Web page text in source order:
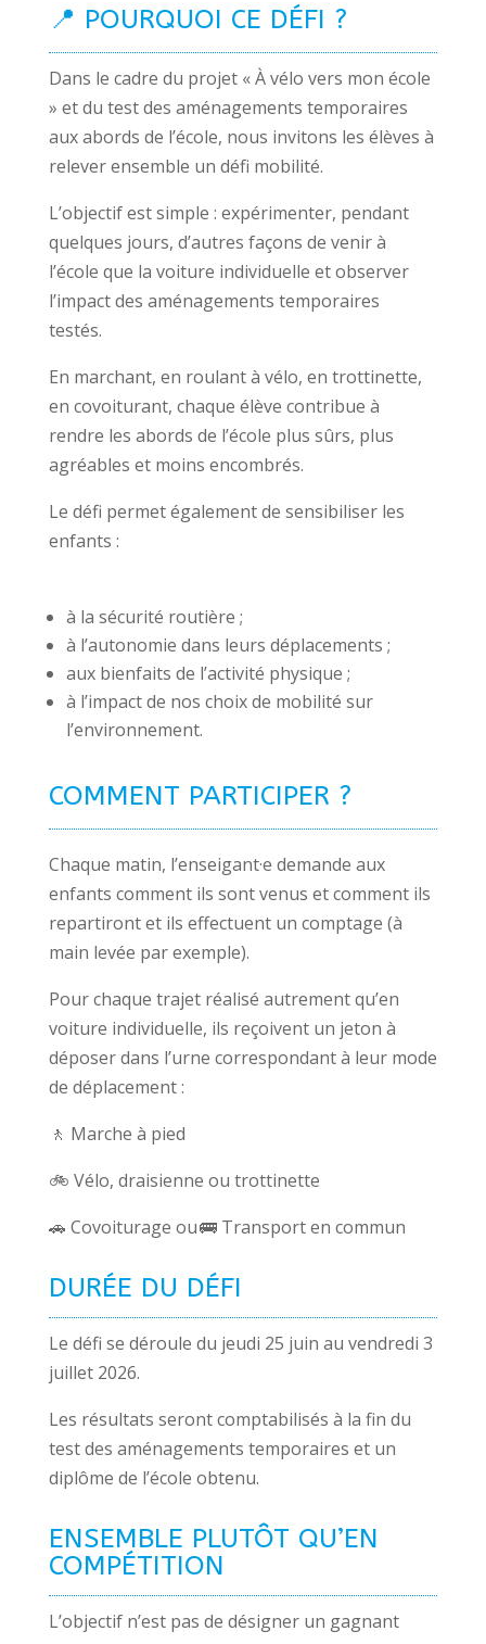
📍 POURQUOI CE DÉFI ?
Dans le cadre du projet « À vélo vers mon école
» et du test des aménagements temporaires
aux abords de l’école, nous invitons les élèves à
relever ensemble un défi mobilité.
L’objectif est simple : expérimenter, pendant
quelques jours, d’autres façons de venir à
l’école que la voiture individuelle et observer
l’impact des aménagements temporaires
testés.
En marchant, en roulant à vélo, en trottinette,
en covoiturant, chaque élève contribue à
rendre les abords de l’école plus sûrs, plus
agréables et moins encombrés.
Le défi permet également de sensibiliser les
enfants :
à la sécurité routière ;
à l’autonomie dans leurs déplacements ;
aux bienfaits de l’activité physique ;
à l’impact de nos choix de mobilité sur
l’environnement.
COMMENT PARTICIPER ?
Chaque matin, l’enseigant·e demande aux
enfants comment ils sont venus et comment ils
repartiront et ils effectuent un comptage (à
main levée par exemple).
Pour chaque trajet réalisé autrement qu’en
voiture individuelle, ils reçoivent un jeton à
déposer dans l’urne correspondant à leur mode
de déplacement :
🚶 Marche à pied
🚲 Vélo, draisienne ou trottinette
🚗 Covoiturage ou🚌Transport en commun
DURÉE DU DÉFI
Le défi se déroule du jeudi 25 juin au vendredi 3
juillet 2026.
Les résultats seront comptabilisés à la fin du
test des aménagements temporaires et un
diplôme de l’école obtenu.
ENSEMBLE PLUTÔT QU’EN
COMPÉTITION
L’objectif n’est pas de désigner un gagnant